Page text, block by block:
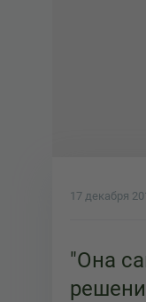
17 декабря
"Она